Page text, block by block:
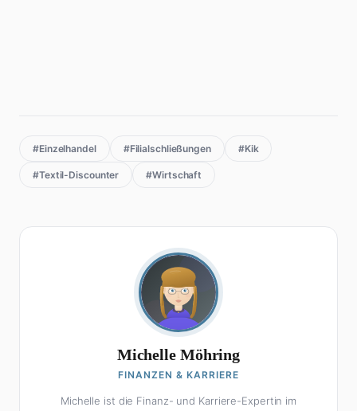
#Einzelhandel #Filialschließungen #Kik
#Textil-Discounter #Wirtschaft
Michelle Möhring
FINANZEN & KARRIERE
Michelle ist die Finanz- und Karriere-Expertin im